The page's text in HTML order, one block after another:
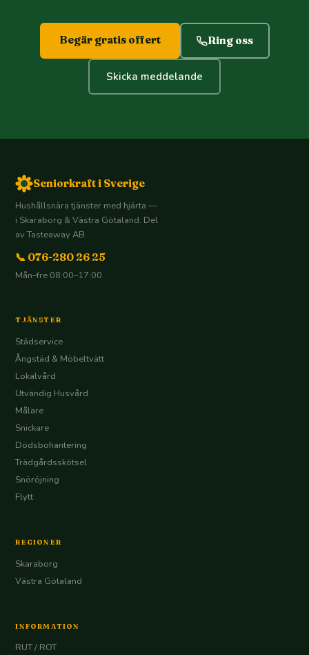
Begär gratis offert Ring oss
Skicka meddelande
Seniorkraft i Sverige
Hushållsnära tjänster med hjärta —
i Skaraborg & Västra Götaland. Del
av Tasteaway AB.
📞 076-280 26 25
Mån–fre 08:00–17:00
TJÄNSTER
Städservice
Ångstäd & Möbeltvätt
Lokalvård
Utvändig Husvård
Målare
Snickare
Dödsbohantering
Trädgårdsskötsel
Snöröjning
Flytt
REGIONER
Skaraborg
Västra Götaland
INFORMATION
RUT / ROT